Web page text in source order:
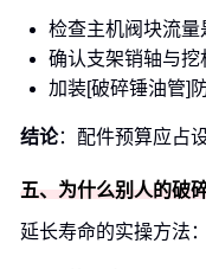
检查主机阀块流量
确认支架销轴与挖
加装[破碎锤油管]
结论：配件预算应占
五、为什么别人的破
延长寿命的实操方法：